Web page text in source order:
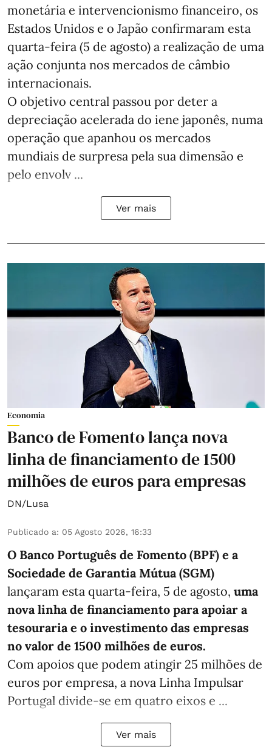
monetária e intervencionismo financeiro, os
Estados Unidos e o Japão confirmaram esta
quarta-feira (5 de agosto) a realização de uma
ação conjunta nos mercados de câmbio
internacionais.
O objetivo central passou por deter a
depreciação acelerada do iene japonês, numa
operação que apanhou os mercados
mundiais de surpresa pela sua dimensão e
pelo envolv ...
Ver mais
Economia
Banco de Fomento lança nova
linha de financiamento de 1500
milhões de euros para empresas
DN/Lusa
Publicado a: 05 Agosto 2026, 16:33
O Banco Português de Fomento (BPF) e a
Sociedade de Garantia Mútua (SGM)
lançaram esta quarta-feira, 5 de agosto, uma
nova linha de financiamento para apoiar a
tesouraria e o investimento das empresas
no valor de 1500 milhões de euros.
Com apoios que podem atingir 25 milhões de
euros por empresa, a nova Linha Impulsar
Portugal divide-se em quatro eixos e ...
Ver mais